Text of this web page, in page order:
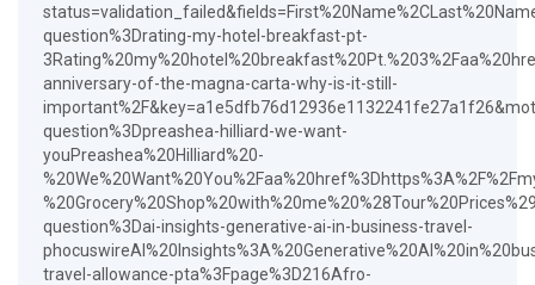
question%3Drating-my-hotel-breakfast-pt-
anniversary-of-the-magna-carta-why-is-it-still-
question%3Dpreashea-hilliard-we-want-
youPreashea%20Hilliard%20-
question%3Dai-insights-generative-ai-in-business-travel-
travel-allowance-pta%3Fpage%3D216Afro-